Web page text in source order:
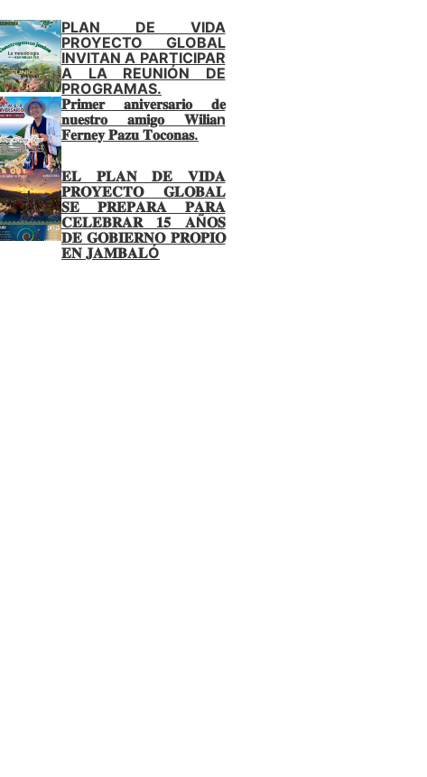
PLAN DE VIDA
PROYECTO GLOBAL
INVITAN A PARTICIPAR
A LA REUNIÓN DE
PROGRAMAS.
𝐏𝐫𝐢𝐦𝐞𝐫 𝐚𝐧𝐢𝐯𝐞𝐫𝐬𝐚𝐫𝐢𝐨 𝐝𝐞
𝐧𝐮𝐞𝐬𝐭𝐫𝐨 𝐚𝐦𝐢𝐠𝐨 𝐖𝐢𝐥𝐢𝐚n
𝐅𝐞𝐫𝐧𝐞𝐲 𝐏𝐚𝐳𝐮 𝐓𝐨𝐜𝐨𝐧𝐚𝐬.
𝐄𝐋 𝐏𝐋𝐀𝐍 𝐃𝐄 𝐕𝐈𝐃𝐀
𝐏𝐑𝐎𝐘𝐄𝐂𝐓𝐎 𝐆𝐋𝐎𝐁𝐀𝐋
𝐒𝐄 𝐏𝐑𝐄𝐏𝐀𝐑𝐀 𝐏𝐀𝐑𝐀
𝐂𝐄𝐋𝐄𝐁𝐑𝐀𝐑 𝟏𝟓 𝐀Ñ𝐎𝐒
𝐃𝐄 𝐆𝐎𝐁𝐈𝐄𝐑𝐍𝐎 𝐏𝐑𝐎𝐏𝐈𝐎
𝐄𝐍 𝐉𝐀𝐌𝐁𝐀𝐋Ó